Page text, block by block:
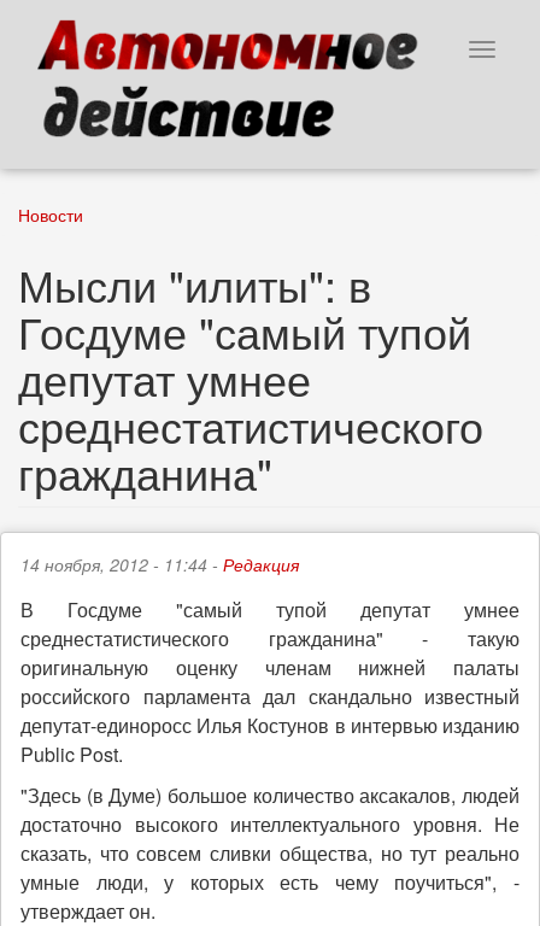
основному
содержанию
Toggle
Новости
Мысли "илиты": в
Госдуме "самый тупой
депутат умнее
среднестатистического
гражданина"
14 ноября, 2012 - 11:44 - Редакция
В Госдуме "самый тупой депутат умнее
среднестатистического гражданина" - такую
оригинальную оценку членам нижней палаты
российского парламента дал скандально известный
депутат-единоросс Илья Костунов в интервью изданию
Public Post.
"Здесь (в Думе) большое количество аксакалов, людей
достаточно высокого интеллектуального уровня. Не
сказать, что совсем сливки общества, но тут реально
умные люди, у которых есть чему поучиться", -
утверждает он.